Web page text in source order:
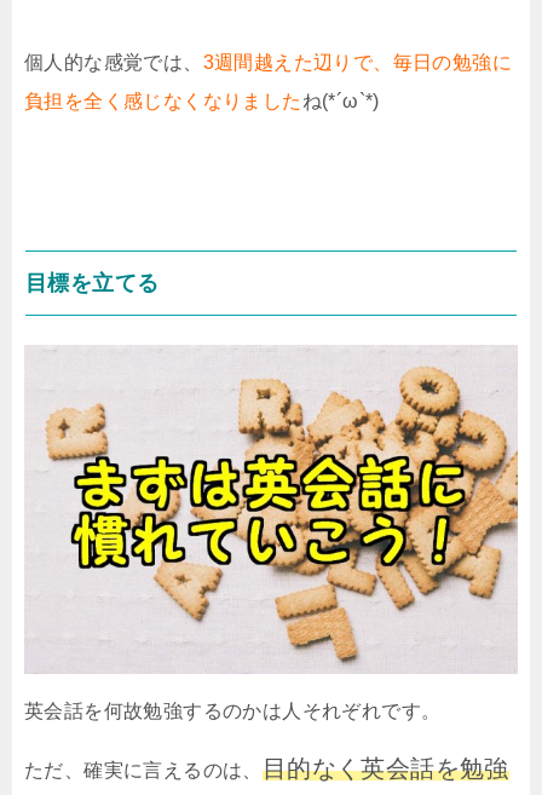
個人的な感覚では、 3週間越えた辺りで、毎日の勉強に
負担を全く感じなくなりました ね(*´ω`*)
目標を立てる
英会話を何故勉強するのかは人それぞれです。
ただ、確実に言えるのは、 目的なく英会話を勉強